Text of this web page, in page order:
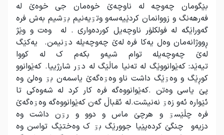
بێگومان چه‌وچه‌ له ناوچه‌ێ خوه‌مان جی خوه‌ێ له
فه‌رهه‌نگ و زووانمان کردێیه‌سه‌و وتۊیه‌نیم بۊشیم به‌ش فره
گه‌وراێگه‌ له فولکلۆر ناوچه‌یل کوردەواری . له وه‌ت و وێژ
ڕووژانه‌مان وه‌ل یه‌کا فره له‌ێ چه‌وچه‌یله دۊنیمن. یه‌کێگ
له‌ێ چه‌وچه‌یله‌ توام شیه‌و بکه‌م ک له کووا
تیه‌ێد: که‌ێوانووێگ له ته‌نیا ماڵێگ له دۊر شارژییا. که‌ێوانوو
کوڕێگ و وه‌ۊێگ داشت ناو وه‌ۊه‌گه‌ێ یاسمەن بۊ وه‌لێ وه
پێ یاسی وه‌تن .که‌ێوانووه‌گه‌ فره کار کرد له شه‌وه‌کی تا
ئێواره ئه‌و زه‌ۊ نه‌نیشت.له‌ ئقباڵ گه‌ن که‌ێوانووه‌گه‌ وه‌ۊه‌گه‌ێ
فره چڵێسۊ و هرچێ ماس و دوو و رۊن داشت وه
دزیه‌و چنگێ کرده‌پێیا جوورێگ بۊ ک وه‌ختێگ تواسن وه